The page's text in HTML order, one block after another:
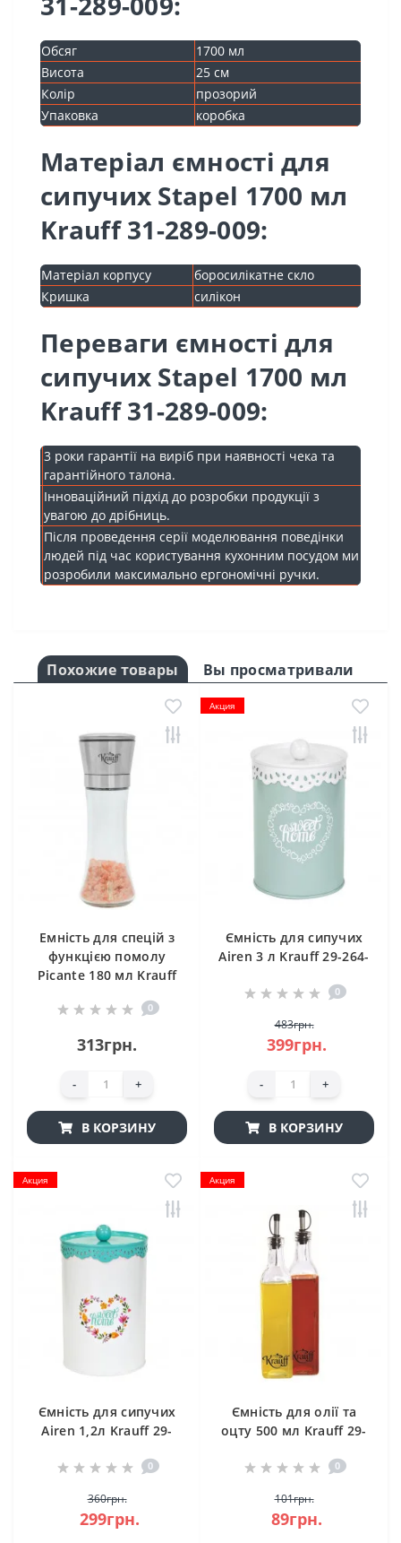
Обсяг
1700 мл
Висота
25 см
Колір
прозорий
Упаковка
коробка
Матеріал ємності для
сипучих Stapel 1700 мл
Krauff 31-289-009:
Матеріал корпусу
боросилікатне скло
Кришка
силікон
Переваги ємності для
сипучих Stapel 1700 мл
Krauff 31-289-009:
3 роки гарантії на виріб при наявності чека та
гарантійного талона.
Інноваційний підхід до розробки продукції з
увагою до дрібниць.
Після проведення серії моделювання поведінки
людей під час користування кухонним посудом ми
розробили максимально ергономічні ручки.
Похожие товары Вы просматривали
Емність для спецій з
функцією помолу
Picante 180 мл Krauff
0
313грн.
- +
В КОРЗИНУ
Акция
Ємність для сипучих
Airen 3 л Krauff 29-264-
0
483грн.
399грн.
- +
В КОРЗИНУ
Акция
Ємність для сипучих
Airen 1,2л Krauff 29-
0
360грн.
299грн.
Акция
Ємність для олії та
оцту 500 мл Krauff 29-
0
101грн.
89грн.